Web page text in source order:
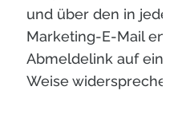
und über den in jeder
Marketing-E-Mail
Abmeldelink auf
Weise widersprechen.